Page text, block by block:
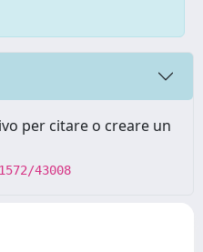
per citare o creare un
43008